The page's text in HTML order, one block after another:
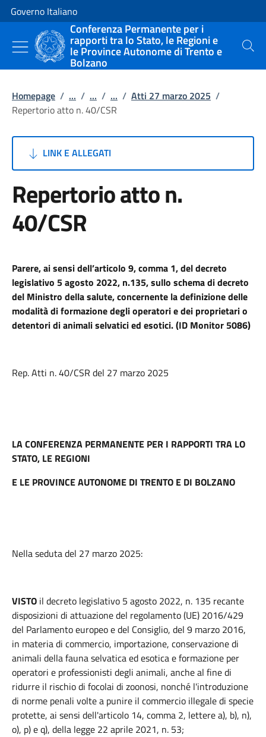
Vai al contenuto
Vai alla navigazione del sito
Governo Italiano
Conferenza Permanente per i
rapporti tra lo Stato, le Regioni e
le Province Autonome di Trento e
Bolzano
Cerca
Homepage / ... / ... / ... / Atti 27 marzo 2025 /
Repertorio atto n. 40/CSR
LINK E ALLEGATI
Repertorio atto n.
40/CSR
Parere, ai sensi dell’articolo 9, comma 1, del decreto
legislativo 5 agosto 2022, n.135, sullo schema di decreto
del Ministro della salute, concernente la definizione delle
modalità di formazione degli operatori e dei proprietari o
detentori di animali selvatici ed esotici. (ID Monitor 5086)
Rep. Atti n. 40/CSR del 27 marzo 2025
LA CONFERENZA PERMANENTE PER I RAPPORTI TRA LO
STATO, LE REGIONI
E LE PROVINCE AUTONOME DI TRENTO E DI BOLZANO
Nella seduta del 27 marzo 2025:
VISTO il decreto legislativo 5 agosto 2022, n. 135 recante
disposizioni di attuazione del regolamento (UE) 2016/429
del Parlamento europeo e del Consiglio, del 9 marzo 2016,
in materia di commercio, importazione, conservazione di
animali della fauna selvatica ed esotica e formazione per
operatori e professionisti degli animali, anche al fine di
ridurre il rischio di focolai di zoonosi, nonché l'introduzione
di norme penali volte a punire il commercio illegale di specie
protette, ai sensi dell'articolo 14, comma 2, lettere a), b), n),
o), p) e q), della legge 22 aprile 2021, n. 53;